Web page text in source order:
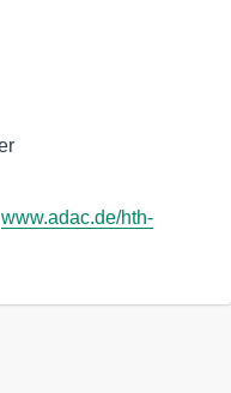
www.adac.de/hth-